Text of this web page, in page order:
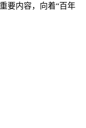
要内容，向着“百年